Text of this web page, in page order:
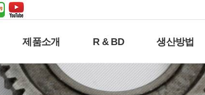
제품소개 R & BD 생산방법